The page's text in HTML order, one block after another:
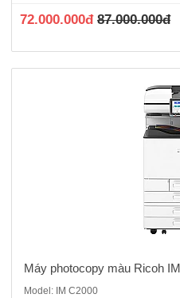
72.000.000đ 87.000.000đ
Máy photocopy màu Ricoh
Model: IM C2000